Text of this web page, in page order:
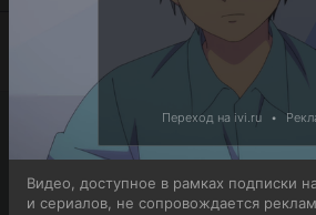
Переход на ivi.ru •
Видео, доступное в рамках подписки
и сериалов, не сопровождается